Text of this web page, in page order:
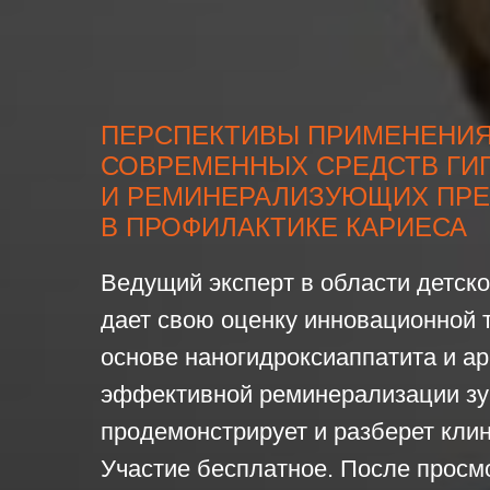
ПЕРСПЕКТИВЫ
СОВРЕМЕННЫХ СРЕДСТВ
И РЕМИНЕРАЛИЗУЮЩИХ
В ПРОФИЛАКТИКЕ КАРИЕСА
Ведущий эксперт в области
дает свою оценку инновационной
основе наногидроксиаппатита и
эффективной реминерализации
продемонстрирует и разберет
Участие бесплатное. После